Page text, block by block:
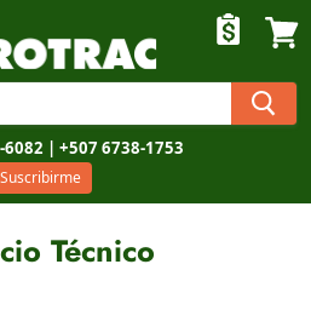
6082 | +507 6738-1753
Suscribirme
Técnico